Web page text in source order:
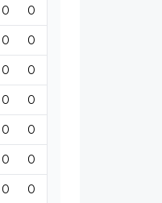
0 0
0 0
0 0
0 0
0 0
0 0
0 0